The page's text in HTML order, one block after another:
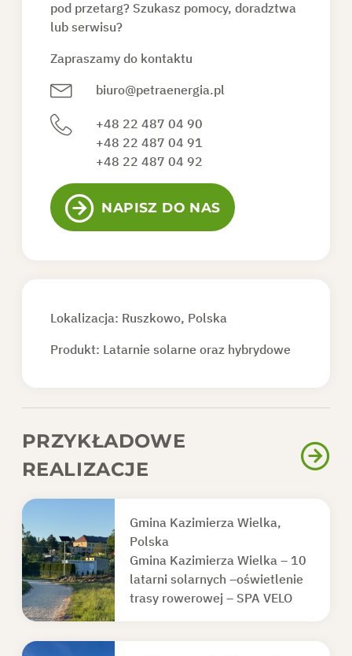
DO POBRANIA
POPROŚ O OFERTĘ
pod przetarg? Szukasz pomocy, doradztwa
lub serwisu?
Zapraszamy do kontaktu
biuro@petraenergia.pl
+48 22 487 04 90
+48 22 487 04 91
+48 22 487 04 92
NAPISZ DO NAS
Lokalizacja: Ruszkowo, Polska
Produkt: Latarnie solarne oraz hybrydowe
PRZYKŁADOWE
REALIZACJE
Gmina Kazimierza Wielka,
Polska
Gmina Kazimierza Wielka – 10
latarni solarnych –oświetlenie
trasy rowerowej – SPA VELO